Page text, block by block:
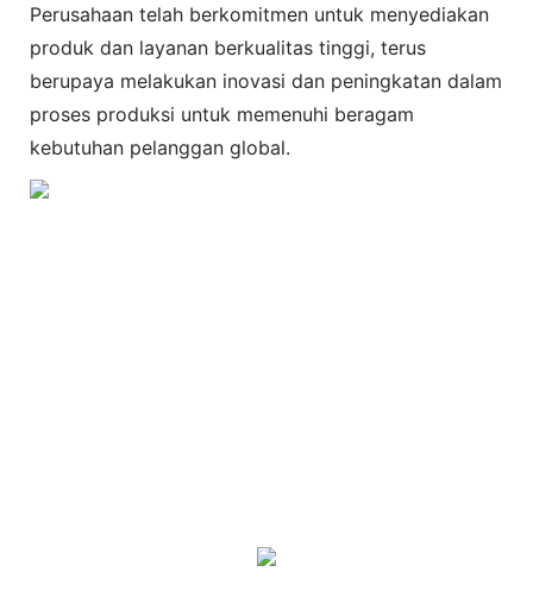
Perusahaan telah berkomitmen untuk menyediakan
produk dan layanan berkualitas tinggi, terus
berupaya melakukan inovasi dan peningkatan dalam
proses produksi untuk memenuhi beragam
kebutuhan pelanggan global.